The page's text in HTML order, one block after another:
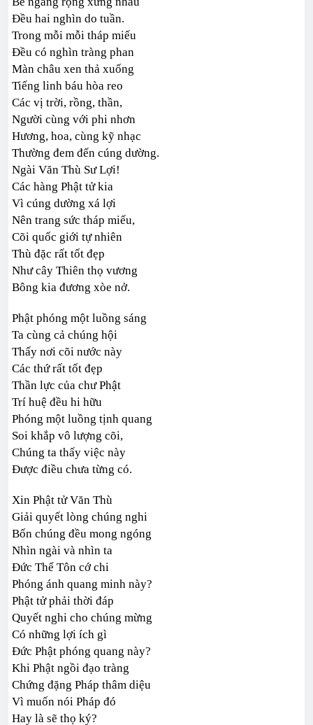
Đều hai nghìn do tuần.
Trong mỗi mỗi tháp miếu
Đều có nghìn tràng phan
Màn châu xen thả xuống
Tiếng linh báu hòa reo
Các vị trời, rồng, thần,
Người cùng với phi nhơn
Hương, hoa, cùng kỹ nhạc
Thường đem đến cúng dường.
Ngài Văn Thù Sư Lợi!
Các hàng Phật tử kia
Vì cúng dường xá lợi
Nên trang sức tháp miếu,
Cõi quốc giới tự nhiên
Thù đặc rất tốt đẹp
Như cây Thiên thọ vương
Bông kia đương xòe nở.
Phật phóng một luồng sáng
Ta cùng cả chúng hội
Thấy nơi cõi nước này
Các thứ rất tốt đẹp
Thần lực của chư Phật
Trí huệ đều hi hữu
Phóng một luồng tịnh quang
Soi khắp vô lượng cõi,
Chúng ta thấy việc này
Được điều chưa từng có.
Xin Phật tử Văn Thù
Giải quyết lòng chúng nghi
Bốn chúng đều mong ngóng
Nhìn ngài và nhìn ta
Đức Thế Tôn cớ chi
Phóng ánh quang minh này?
Phật tử phải thời đáp
Quyết nghi cho chúng mừng
Có những lợi ích gì
Đức Phật phóng quang này?
Khi Phật ngồi đạo tràng
Chứng đặng Pháp thâm diệu
Vì muốn nói Pháp đó
Hay là sẽ thọ ký?